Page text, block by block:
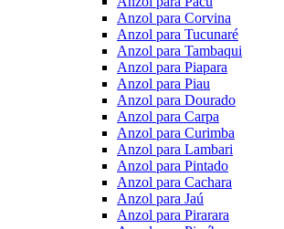
Anzol para Corvina
Anzol para Tucunaré
Anzol para Tambaqui
Anzol para Piapara
Anzol para Piau
Anzol para Dourado
Anzol para Carpa
Anzol para Curimba
Anzol para Lambari
Anzol para Pintado
Anzol para Cachara
Anzol para Jaú
Anzol para Pirarara